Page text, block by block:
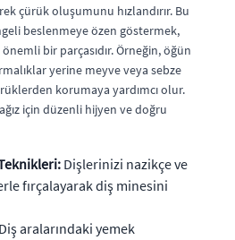
çürük oluşumunu hızlandırır. Bu
beslenmeye özen göstermek,
önemli bir parçasıdır. Örneğin, öğün
yerine meyve veya sebze
korumaya yardımcı olur.
için düzenli hijyen ve doğru
Dişlerinizi nazikçe ve
fırçalayarak diş minesini
Diş aralarındaki yemek